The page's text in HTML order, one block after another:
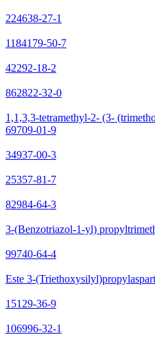
224638-27-1
1184179-50-7
42292-18-2
862822-32-0
1,1,3,3-tetramethyl-2- (3-
69709-01-9
34937-00-3
25357-81-7
82984-64-3
3-(Benzotriazol-1-yl)
99740-64-4
Este 3-
15129-36-9
106996-32-1